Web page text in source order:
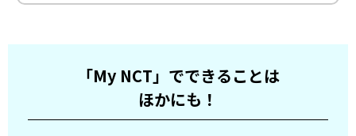
「My NCT」でできることは
ほかにも！